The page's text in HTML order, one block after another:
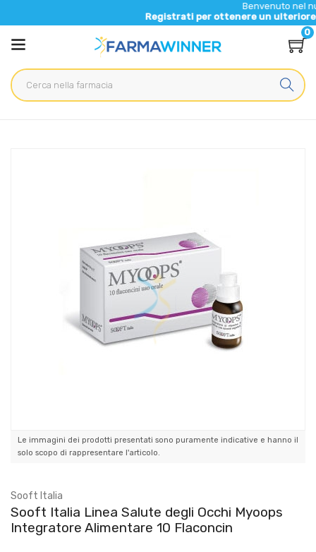
Benvenuto nel nuovo sito di
Registrati per ottenere un ulteriore 5% di sconto
0
Le immagini dei prodotti presentati sono puramente indicative e hanno il
solo scopo di rappresentare l'articolo.
Sooft Italia
Sooft Italia Linea Salute degli Occhi Myoops
Integratore Alimentare 10 Flaconcin